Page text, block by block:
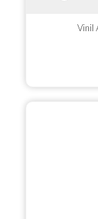
Vinil